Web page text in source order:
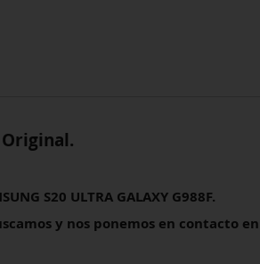
Original.
S20 ULTRA GALAXY G988F.
y nos ponemos en contacto